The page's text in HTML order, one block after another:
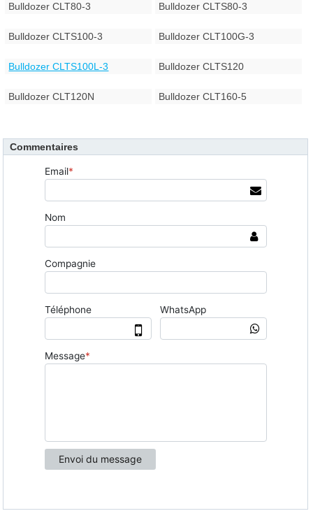
Bulldozer CLT80-3 Bulldozer CLTS80-3
Bulldozer CLTS100-3 Bulldozer CLT100G-3
Bulldozer CLTS100L-3 Bulldozer CLTS120
Bulldozer CLT120N Bulldozer CLT160-5
Commentaires